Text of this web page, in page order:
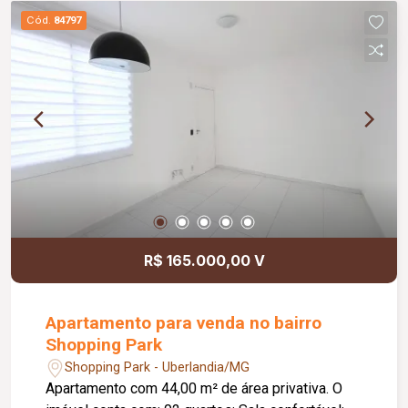
quartos, sendo 02 com armários embutidos e 01
suíte com claraboia. Os banheiros social e da
suíte possuem box em blindex, armários,
espelhos e chuveiros. A cozinha é planejada com
armários, a área de serviço é separada, coberta e
conta com armário, oferecendo maior praticidade.
A casa possui ainda uma agradável varanda
gourmet com churrasqueira e entrada
independente pela garagem. A sala e os quartos
são equipados com ventiladores de teto, e todos
os ambientes possuem piso em cerâmica. Com
área útil aproximada de 107 m², este imóvel é
uma excelente opção para quem busca conforto,
Cód. 84797
R$ 165.000,00 V
Apartamento para venda no bairro
Shopping Park
Shopping Park - Uberlandia/MG
Apartamento com 44,00 m² de área privativa. O